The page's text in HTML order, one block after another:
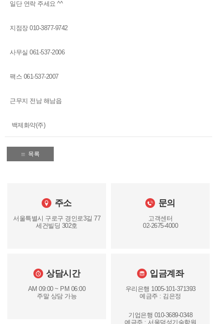
일단 연락 주세요 ^^
지점장 010-3877-9742
사무실 061-537-2006
팩스 061-537-2007
근무지 전남 해남읍
백제화약(주)
목록
주소
서울특별시 구로구 경인로3길 77
세건빌딩 302호
문의
고객센터
02-2675-4000
상담시간
AM 09:00 ~ PM 06:00
주말 상담 가능
입금계좌
우리은행 1005-101-371393
예금주 : 김은정
기업은행 010-3689-0348
예금주 : 서울덕성기술학원